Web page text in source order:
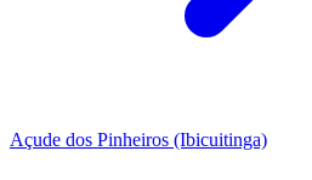
Açude dos Pinheiros (Ibicuitinga)